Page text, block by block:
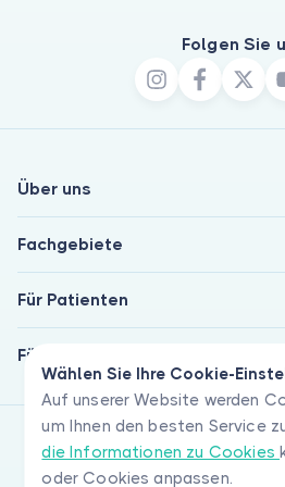
Wählen Sie Ihre Cookie-
Auf unserer Website werden
um Ihnen den besten Service
die Informationen zu Cookies
oder Cookies anpassen.
Folgen Sie
Über uns
Fachgebiete
Für Patienten
Für Ärzte